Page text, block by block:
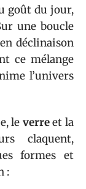
goût du jour,
une boucle
déclinaison
ce mélange
l’univers
le verreet la
claquent,
formes et
: